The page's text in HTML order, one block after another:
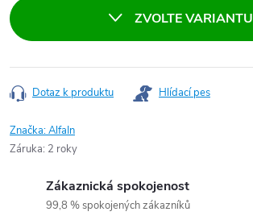
ZVOLTE VARIANTU
Dotaz k produktu Hlídací pes
Značka:AlfaIn
Záruka: 2 roky
Zákaznická spokojenost
99,8 % spokojených zákazníků